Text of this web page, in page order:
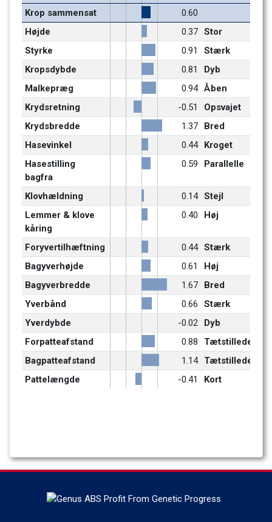
Krop sammensat
0.60
Højde
0.37 Stor
Styrke
0.91
Stærk
Kropsdybde
0.81
Dyb
Malkepræg
0.94 Åben
Krydsretning
-0.51
Opsvajet
Krydsbredde
1.37
Bred
Hasevinkel
0.44 Kroget
Hasestilling
bagfra
0.59 Parallelle
Klovhældning 0.14 Stejl
Lemmer & klove
kåring
0.40 Høj
Foryvertilhæftning 0.44 Stærk
Bagyverhøjde
0.61
Høj
Bagyverbredde
1.67
Bred
Yverbånd
0.66
Stærk
Yverdybde
-0.02
Dyb
Forpatteafstand
0.88
Tætstillede
Bagpatteafstand
1.14 Tætstillede
Pattelængde
-0.41 Kort